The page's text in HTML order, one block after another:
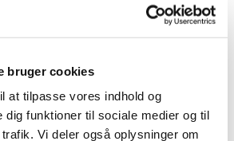
bruger cookies
at tilpasse vores indhold og
dig funktioner til sociale medier og til
Vi deler også oplysninger om
Sten
Striping Tape
Tipper & øvehænder
Værktøj
Valentinesdag
Jule Nailart